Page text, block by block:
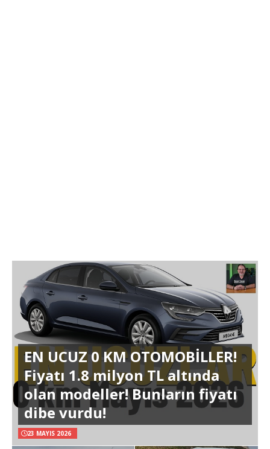
EN UCUZ 0 KM OTOMOBİLLER!
Fiyatı 1.8 milyon TL altında
olan modeller! Bunların fiyatı
dibe vurdu!
23 MAYIS 2026